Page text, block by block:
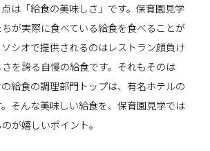
は「給食の美味しさ」です。保育園見学
が実際に食べている給食を食べることが
シオで提供されるのはレストラン顔負け
を誇る自慢の給食です。それもそのは
給食の調理部門トップは、有名ホテルの
そんな美味しい給食を、保育園見学では
が嬉しいポイント。